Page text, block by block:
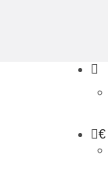
€